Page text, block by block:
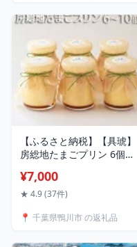
【ふるさと納税】【具琥】
房総地たまごプリン 6個～
¥7,000
★ 4.9 (37件)
📍 千葉県鴨川市 の返礼品